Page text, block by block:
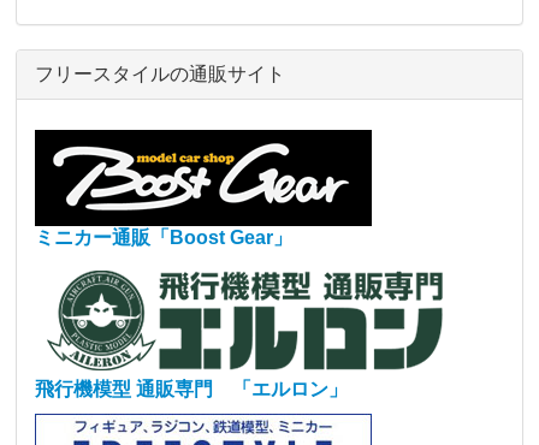
フリースタイルの通販サイト
ミニカー通販「Boost Gear」
飛行機模型 通販専門 「エルロン」